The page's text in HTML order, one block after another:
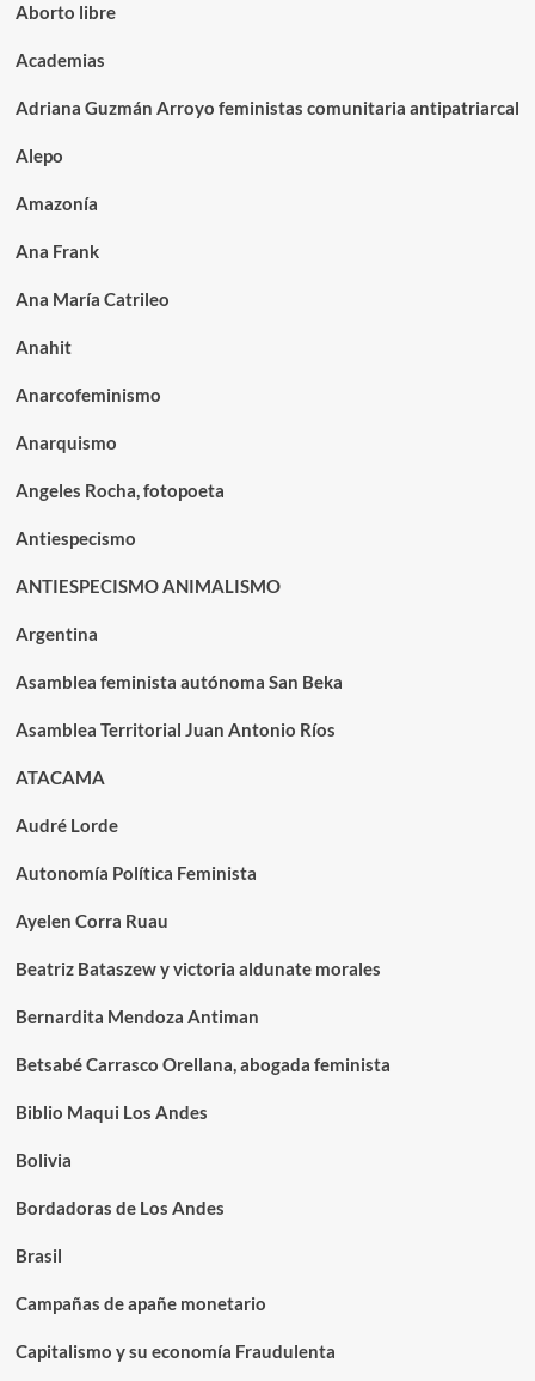
Aborto libre
Academias
Adriana Guzmán Arroyo feministas comunitaria antipatriarcal
Alepo
Amazonía
Ana Frank
Ana María Catrileo
Anahit
Anarcofeminismo
Anarquismo
Angeles Rocha, fotopoeta
Antiespecismo
ANTIESPECISMO ANIMALISMO
Argentina
Asamblea feminista autónoma San Beka
Asamblea Territorial Juan Antonio Ríos
ATACAMA
Audré Lorde
Autonomía Política Feminista
Ayelen Corra Ruau
Beatriz Bataszew y victoria aldunate morales
Bernardita Mendoza Antiman
Betsabé Carrasco Orellana, abogada feminista
Biblio Maqui Los Andes
Bolivia
Bordadoras de Los Andes
Brasil
Campañas de apañe monetario
Capitalismo y su economía Fraudulenta